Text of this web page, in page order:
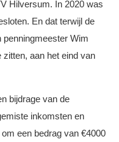
Hilversum. In 2020 was
En dat terwijl de
penningmeester Wim
aan het eind van
bijdrage van de
inkomsten en
een bedrag van €4000